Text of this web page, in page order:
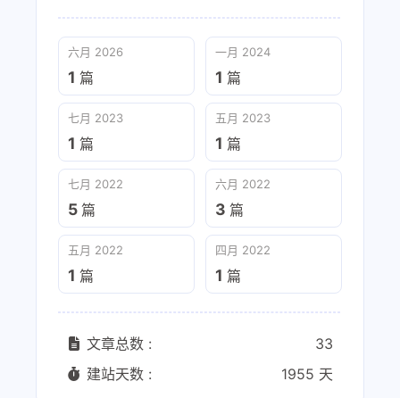
六月 2026
1 篇
一月 2024
1 篇
七月 2023
1 篇
五月 2023
1 篇
七月 2022
5 篇
六月 2022
3 篇
五月 2022
1 篇
四月 2022
1 篇
文章总数 :
33
建站天数 :
1955 天